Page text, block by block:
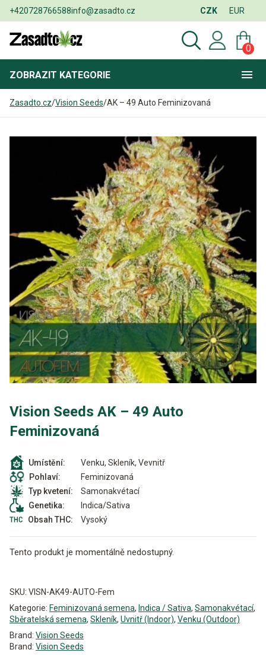
+420728766588info@zasadto.cz CZK EUR
0
ZOBRAZIT KATEGORIE
Zasadto.cz/Vision Seeds/AK – 49 Auto Feminizovaná
Vision Seeds AK – 49 Auto
Feminizovaná
Umístění:
Venku, Skleník, Vevnitř
Pohlaví:
Feminizovaná
Typ kvetení:
Samonakvétací
Genetika:
Indica/Sativa
Obsah THC:
Vysoký
Tento produkt je momentálně nedostupný.
SKU: VISN-AK49-AUTO-Fem
Kategorie: Feminizovaná semena, Indica / Sativa, Samonakvétací,
Sběratelská semena, Skleník, Uvnitř (Indoor), Venku (Outdoor)
Brand: Vision Seeds
Brand: Vision Seeds